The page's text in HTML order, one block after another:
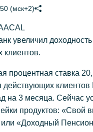
(мск+2)
увеличил
клиентов.
процентная ставка
действующих
на 3 месяца. Сейчас
продуктов: «Свой
«Доходный